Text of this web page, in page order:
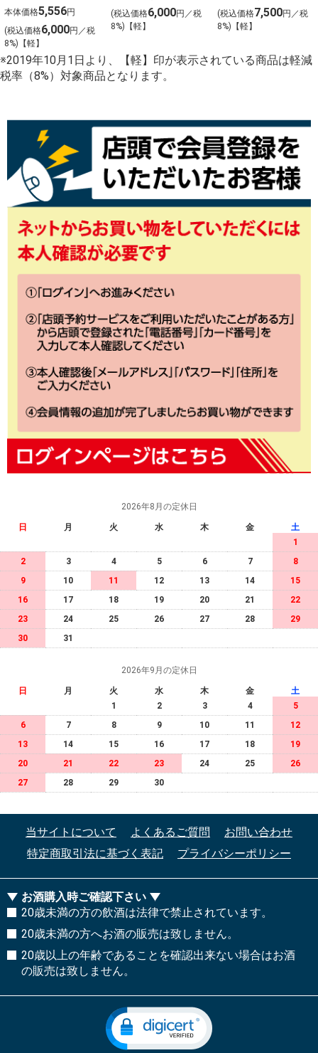
入)
本体価格5,556円
(税込価格6,000円／税
8%)【軽】
(税込価格6,000円／税
8%)【軽】
(税込価格7,500円／税
8%)【軽】
※2019年10月1日より、【軽】印が表示されている商品は軽減
税率（8%）対象商品となります。
2026年8月の定休日
日 月 火 水 木 金
土
1
2
3 4 5 6 7
8
9
10 11 12 13 14
15
16
17 18 19 20 21
22
23
24 25 26 27 28
29
30
31
2026年9月の定休日
日 月 火 水 木 金
土
1
2 3 4
5
6
7 8 9 10 11
12
13
14 15 16 17 18
19
20
21 22 23 24 25
26
27
28 29 30
当サイトについて よくあるご質問
お問い合わせ
特定商取引法に基づく表記
プライバシーポリシー
お酒購入時ご確認下さい
20歳未満の方の飲酒は法律で禁止されています。
20歳未満の方へお酒の販売は致しません。
20歳以上の年齢であることを確認出来ない場合はお酒
の販売は致しません。